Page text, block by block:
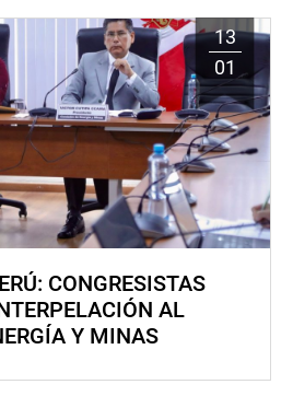
13
01
CONGRESISTAS
AL
Y MINAS